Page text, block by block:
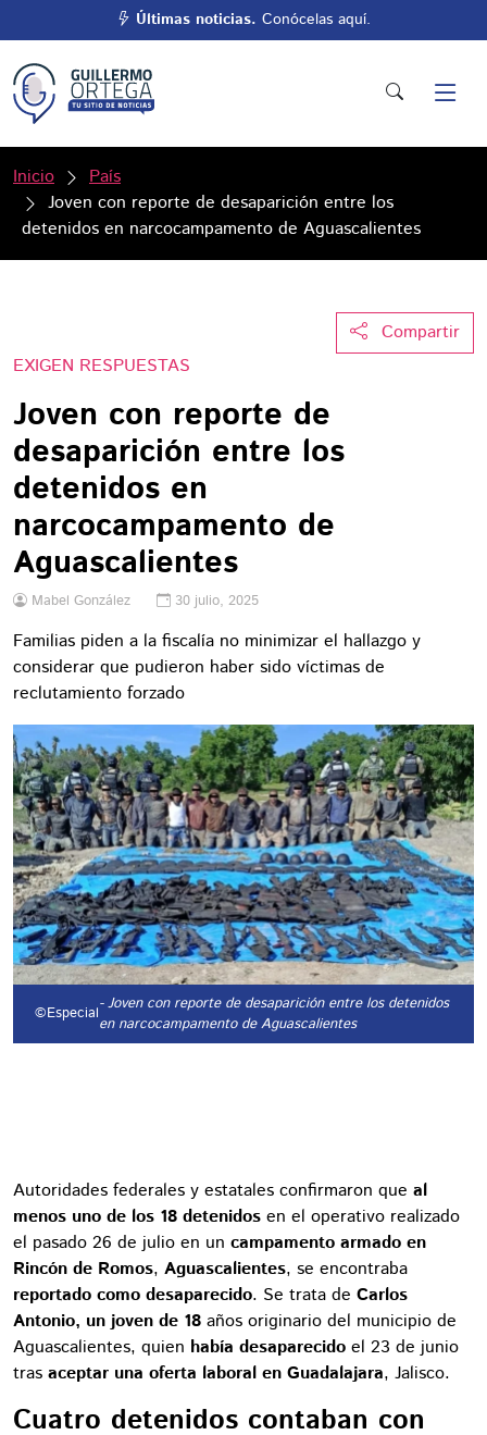
Últimas noticias. Conócelas aquí.
Inicio
País
Joven con reporte de desaparición entre los
detenidos en narcocampamento de Aguascalientes
Compartir
EXIGEN RESPUESTAS
Joven con reporte de
desaparición entre los
detenidos en
narcocampamento de
Aguascalientes
Mabel González 30 julio, 2025
Familias piden a la fiscalía no minimizar el hallazgo y
considerar que pudieron haber sido víctimas de
reclutamiento forzado
©Especial- Joven con reporte de desaparición entre los detenidos
en narcocampamento de Aguascalientes
Autoridades federales y estatales confirmaron que al
menos uno de los 18 detenidos en el operativo realizado
el pasado 26 de julio en un campamento armado en
Rincón de Romos, Aguascalientes, se encontraba
reportado como desaparecido. Se trata de Carlos
Antonio, un joven de 18 años originario del municipio de
Aguascalientes, quien había desaparecido el 23 de junio
tras aceptar una oferta laboral en Guadalajara, Jalisco.
Cuatro detenidos contaban con